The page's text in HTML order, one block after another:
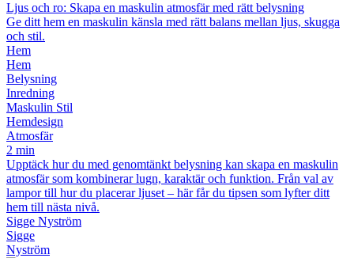
Ljus och ro: Skapa en maskulin atmosfär med rätt belysning
Ge ditt hem en maskulin känsla med rätt balans mellan ljus, skugga
och stil.
Hem
Hem
Belysning
Inredning
Maskulin Stil
Hemdesign
Atmosfär
2 min
Upptäck hur du med genomtänkt belysning kan skapa en maskulin
atmosfär som kombinerar lugn, karaktär och funktion. Från val av
lampor till hur du placerar ljuset – här får du tipsen som lyfter ditt
hem till nästa nivå.
Sigge Nyström
Sigge
Nyström